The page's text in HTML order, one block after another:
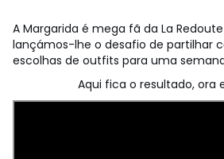
A Margarida é mega fã da La
lançámos-lhe o desafio de partilhar
escolhas de outfits para uma
Aqui fica o resultado, ora